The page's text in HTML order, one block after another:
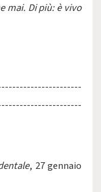
mai. Di più: è vivo
, 27 gennaio